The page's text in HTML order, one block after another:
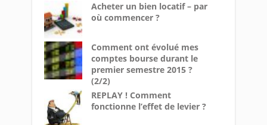
Acheter un bien locatif – par
où commencer ?
Comment ont évolué mes
comptes bourse durant le
premier semestre 2015 ?
(2/2)
REPLAY ! Comment
fonctionne l’effet de levier ?